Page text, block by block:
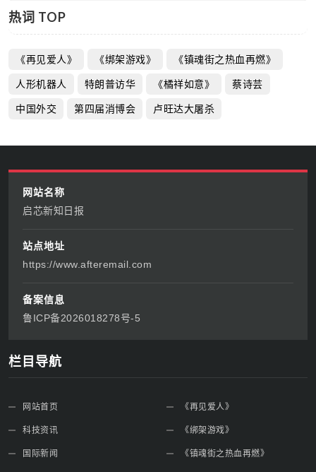
热词 TOP
《再见爱人》 《绑架游戏》 《镇魂街之热血再燃》
人形机器人 特朗普访华 《橘祥如意》 蔡诗芸
中国外交 第四届消博会 卢旺达大屠杀
网站名称
启芯新知日报
站点地址
https://www.afteremail.com
备案信息
鲁ICP备2026018278号-5
栏目导航
网站首页
科技资讯
国际新闻
《再见爱人》
《绑架游戏》
《镇魂街之热血再燃》